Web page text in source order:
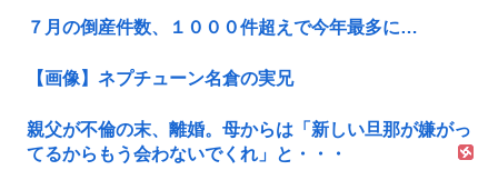
７月の倒産件数、１０００件超えで今年最多に…
【画像】ネプチューン名倉の実兄
親父が不倫の末、離婚。母からは「新しい旦那が嫌がっ
てるからもう会わないでくれ」と・・・